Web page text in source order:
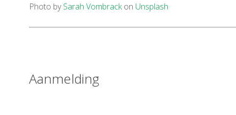
Photo bySarah Vombrackon Unsplash
Aanmelding